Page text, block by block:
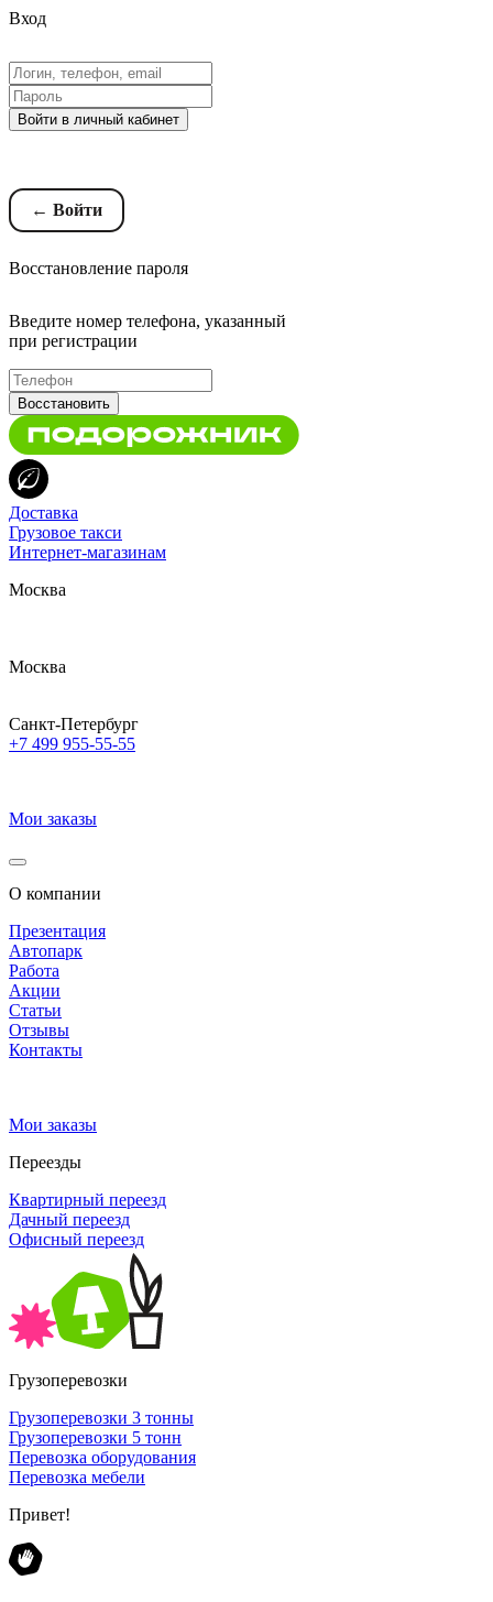
Вход
Войти в личный кабинет
← Войти
Восстановление пароля
Введите номер телефона, указанный
при регистрации
Восстановить
Доставка
Грузовое такси
Интернет-магазинам
Москва
Москва
Санкт-Петербург
+7 499 955-55-55
Мои заказы
О компании
Презентация
Автопарк
Работа
Акции
Статьи
Отзывы
Контакты
Мои заказы
Переезды
Квартирный переезд
Дачный переезд
Офисный переезд
Грузоперевозки
Грузоперевозки 3 тонны
Грузоперевозки 5 тонн
Перевозка оборудования
Перевозка мебели
Привет!